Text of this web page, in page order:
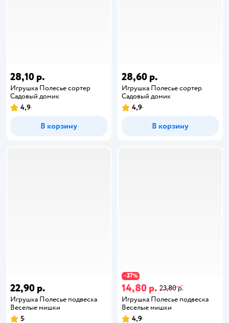
28,10 р.
Игрушка Полесье сортер
Садовый домик
4,9
В корзину
28,60 р.
Игрушка Полесье сортер
Садовый домик
4,9
В корзину
22,90 р.
Игрушка Полесье подвеска
Веселые мишки
5
−37%
14,80 р. 23,80 р.
Игрушка Полесье подвеска
Веселые мишки
4,9